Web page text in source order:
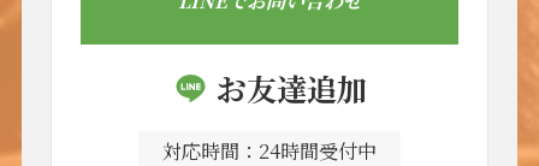
お友達追加
対応時間：24時間受付中